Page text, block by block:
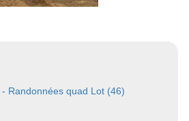
Randonnées quad Lot (46)